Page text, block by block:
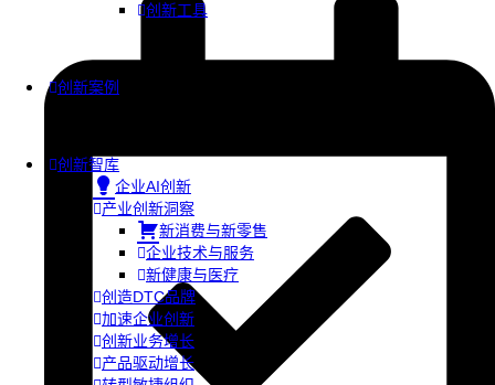
创新工具
创新案例
创新智库
企业AI创新
产业创新洞察
新消费与新零售
企业技术与服务
新健康与医疗
创造DTC品牌
加速企业创新
创新业务增长
产品驱动增长